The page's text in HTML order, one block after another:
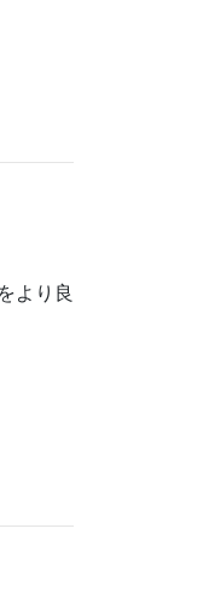
より良